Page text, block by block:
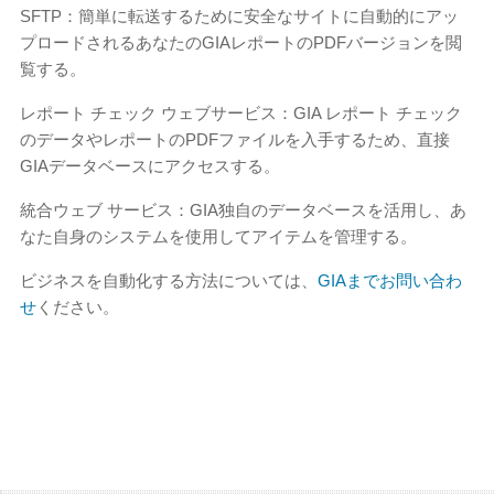
SFTP：簡単に転送するために安全なサイトに自動的にアッ
プロードされるあなたのGIAレポートのPDFバージョンを閲
覧する。
レポート チェック ウェブサービス：GIA レポート チェック
のデータやレポートのPDFファイルを入手するため、直接
GIAデータベースにアクセスする。
統合ウェブ サービス：GIA独自のデータベースを活用し、あ
なた自身のシステムを使用してアイテムを管理する。
ビジネスを自動化する方法については、 GIAまでお問い合わ
せ ください。